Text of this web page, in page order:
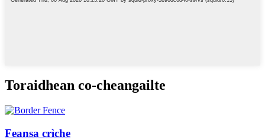
Toraidhean co-cheangailte
Feansa crìche